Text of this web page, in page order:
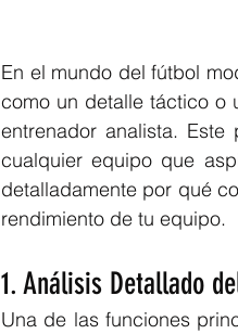
En el mundo del fútbol
como un detalle táctico o
entrenador analista.
cualquier equipo que
detalladamente por qué
rendimiento de tu equipo.
1. Análisis Detallado
Una de las funciones